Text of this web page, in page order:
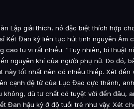
Lập giải thích, nó đặc biệt thích hợp
Kết Đan kỳ liên tục hút tinh nguyên Âm
cao tu vi rất nhiều. “Tuy nhiên, bí thuật
nguyên khí của người phụ nữ. Do đó,
này tốt nhất nên có nhiều thiếp. Xét đến
cạnh đệ tử của Lục Đạo cực thánh,
không, dù tư chất có tuyệt vời đến đâu,
Đan hậu kỳ ở độ tuổi trẻ như vậy. Xét